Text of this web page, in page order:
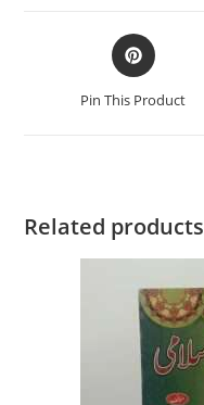
Opens
in
new
Pin This Product
Related products